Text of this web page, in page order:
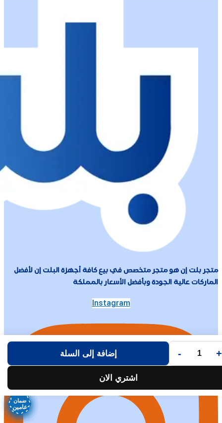
ضمان
عامين
ضمان
عامين
ضمان
عامين
ضمان
عامين
ضمان
عامين
ضمان
عامين
ضمان
عامين
ضمان
عامين
متجر بلت إن هو متجر متخصص في بيع كافة أجهزة البلت إن لأفضل
الماركات عالية الجودة وبأفضل الأسعار بالمملكة
Instagram
+
- إضافة إلى السلة
اشتري الان